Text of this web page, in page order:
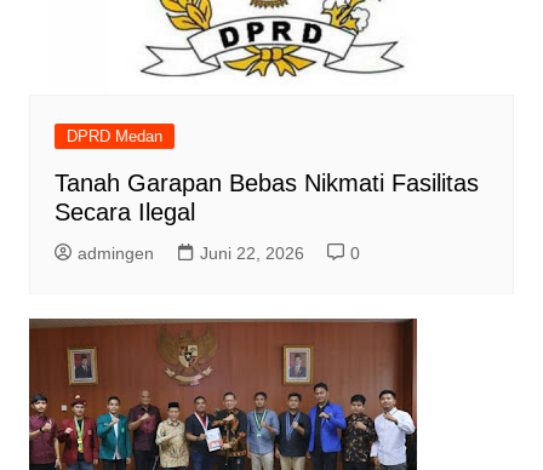
DPRD Medan
Tanah Garapan Bebas Nikmati Fasilitas
Secara Ilegal
admingen Juni 22, 2026 0